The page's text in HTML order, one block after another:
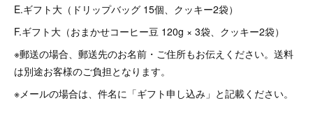
E.ギフト大（ドリップバッグ 15個、クッキー2袋）
F.ギフト大（おまかせコーヒー豆 120g × 3袋、クッキー2袋）
※郵送の場合、郵送先のお名前・ご住所もお伝えください。送料
は別途お客様のご負担となります。
※メールの場合は、件名に「ギフト申し込み」と記載ください。